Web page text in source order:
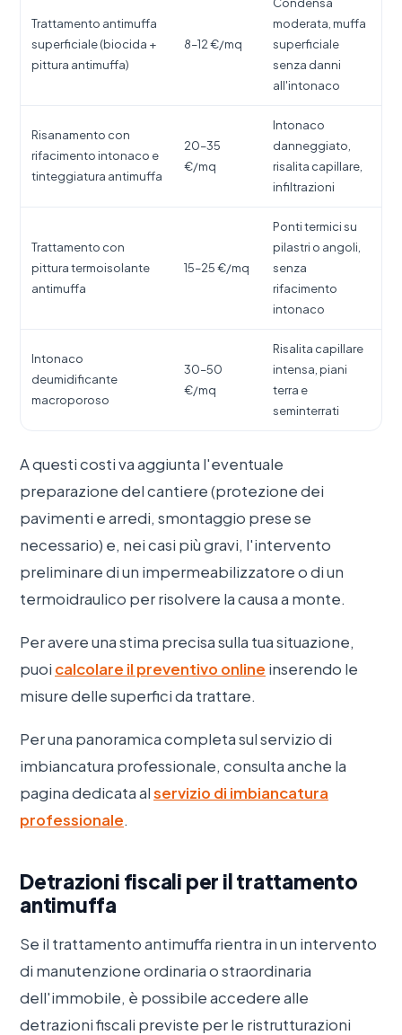
Trattamento antimuffa
superficiale (biocida +
pittura antimuffa)
8–12 €/mq
moderata, muffa
superficiale
senza danni
all'intonaco
Risanamento con
rifacimento intonaco e
tinteggiatura antimuffa
20–35
€/mq
Intonaco
danneggiato,
risalita capillare,
infiltrazioni
Trattamento con
pittura termoisolante
antimuffa
15–25 €/mq
Ponti termici su
pilastri o angoli,
senza
rifacimento
intonaco
Intonaco
deumidificante
macroporoso
30–50
€/mq
Risalita capillare
intensa, piani
terra e
seminterrati
A questi costi va aggiunta l'eventuale
preparazione del cantiere (protezione dei
pavimenti e arredi, smontaggio prese se
necessario) e, nei casi più gravi, l'intervento
preliminare di un impermeabilizzatore o di un
termoidraulico per risolvere la causa a monte.
Per avere una stima precisa sulla tua situazione,
puoi calcolare il preventivo online inserendo le
misure delle superfici da trattare.
Per una panoramica completa sul servizio di
imbiancatura professionale, consulta anche la
pagina dedicata alservizio di imbiancatura
professionale.
Detrazioni fiscali per il trattamento
antimuffa
Se il trattamento antimuffa rientra in un intervento
di manutenzione ordinaria o straordinaria
dell'immobile, è possibile accedere alle
detrazioni fiscali previste per le ristrutturazioni